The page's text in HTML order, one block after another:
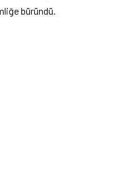
büründü.